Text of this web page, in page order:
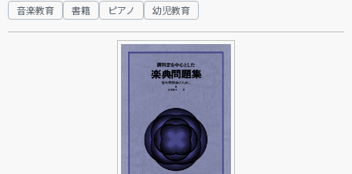
音楽教育
書籍 ピアノ 幼児教育